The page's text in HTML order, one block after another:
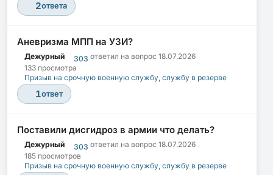
2ответа
Аневризма МПП на УЗИ?
Дежурный 303 ответил на вопрос 18.07.2026
133 просмотра
Призыв на срочную военную службу, службу в резерве
1ответ
Поставили дисгидроз в армии что делать?
Дежурный 303 ответил на вопрос 18.07.2026
185 просмотров
Призыв на срочную военную службу, службу в резерве